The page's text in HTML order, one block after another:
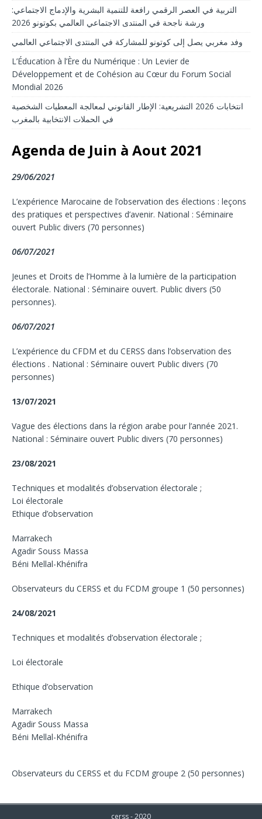
التربية في العصر الرقمي رافعة للتنمية البشرية والإدماج الاجتماعي:
ورشة ناجحة في المنتدى الاجتماعي العالمي بكوتونو 2026
وفد مغربي يصل إلى كوتونو للمشاركة في المنتدى الاجتماعي العالمي
L’Éducation à l’Ère du Numérique : Un Levier de
Développement et de Cohésion au Cœur du Forum Social
Mondial 2026
انتخابات 2026 التشريعية: الإطار القانوني لمعالجة المعطيات الشخصية
في الحملات الانتخابية بالمغرب
Agenda de Juin à Aout 2021
29/06/2021
L’expérience Marocaine de l’observation des élections : leçons
des pratiques et perspectives d’avenir. National : Séminaire
ouvert Public divers (70 personnes)
06/07/2021
Jeunes et Droits de l’Homme à la lumière de la participation
électorale. National : Séminaire ouvert. Public divers (50
personnes).
06/07/2021
L’expérience du CFDM et du CERSS dans l’observation des
élections . National : Séminaire ouvert Public divers (70
personnes)
13/07/2021
Vague des élections dans la région arabe pour l’année 2021.
National : Séminaire ouvert Public divers (70 personnes)
23/08/2021
Techniques et modalités d’observation électorale ;
Loi électorale
Ethique d’observation
Marrakech
Agadir Souss Massa
Béni Mellal-Khénifra
Observateurs du CERSS et du FCDM groupe 1 (50 personnes)
24/08/2021
Techniques et modalités d’observation électorale ;
Loi électorale
Ethique d’observation
Marrakech
Agadir Souss Massa
Béni Mellal-Khénifra
Observateurs du CERSS et du FCDM groupe 2 (50 personnes)
cerss - 2020